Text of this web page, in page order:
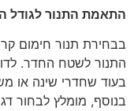
התאמת התנור לגודל
בבחירת תנור חימום
התנור לשטח החדר.
בעוד שחדרי שינה או
בנוסף, מומלץ לבחור